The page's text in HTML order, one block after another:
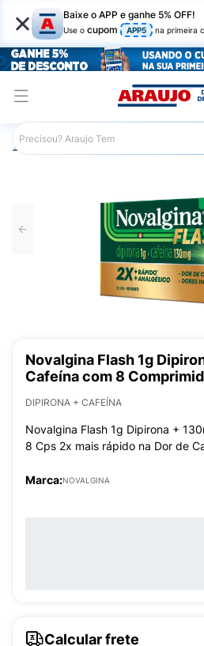
× Baixe o APP e ganhe 5% OFF!
Use o cupom APP5 na primeira
Araujo Medicamentos
Novalgina Flash 1g
Cafeína com 8
DIPIRONA + CAFEÍNA
Novalgina Flash 1g Dipirona +
8 Cps 2x mais rápido na Dor de
Marca:NOVALGINA
Calcular frete